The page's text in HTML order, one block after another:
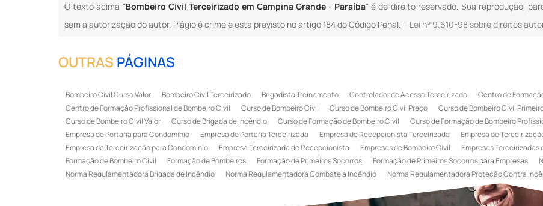
O texto acima "Bombeiro Civil Terceirizado em Campina Grande - Paraíba" é de direito reservado. Sua reprodução,
sem a autorização do autor. Plágio é crime e está previsto no artigo 184 do Código Penal. – Lei n° 9.610-98 sobre direitos
OUTRAS PÁGINAS
Bombeiro Civil Curso Valor Bombeiro Civil Terceirizado Brigadista Treinamento Controlador de Acesso Terceirizado
Centro de
Centro de Formação Profissional de Bombeiro Civil
Curso de Bombeiro Civil Curso de Bombeiro Civil Preço Curso de Bombeiro Civil
Curso de Bombeiro Civil Valor
Curso de Brigada de Incêndio Curso de Formação de Bombeiro Civil Curso de Formação de Bombeiro
Empresa de Portaria para Condomínio
Empresa de Portaria Terceirizada Empresa de Recepcionista Terceirizada
Empresa de
Empresa de Terceirização para Condomínio
Empresa Terceirizada de Recepcionista Empresas de Bombeiro Civil Empresas Terceirizadas
Formação de Bombeiro Civil
Formação de Bombeiros Formação de Primeiros Socorros Formação de Primeiros Socorros para Empresas
Norma Regulamentadora Brigada de Incêndio
Norma Regulamentadora Combate a Incêndio Norma Regulamentadora Proteção Contra
Serviço de Portaria Remota
Serviço Especializado em Terceirização de Bombeiro Civil Terceirização de Bombeiro Terceirização de